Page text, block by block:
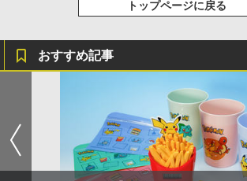
トップページに戻る
おすすめ記事